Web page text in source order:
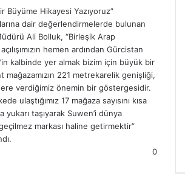
Büyüme Hikayesi Yazıyoruz”
dair değerlendirmelerde bulunan
Ali Bolluk, “Birleşik Arap
hemen ardından Gürcistan
kalbinde yer almak bizim için büyük bir
mağazamızın 221 metrekarelik genişliği,
verdiğimiz önemin bir göstergesidir.
ulaştığımız 17 mağaza sayısını kısa
yukarı taşıyarak Suwen’i dünya
markası haline getirmektir”
.
0